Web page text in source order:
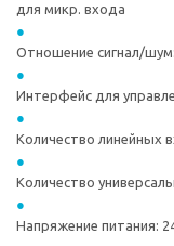
для микр. входа
Отношение сигнал/
Интерфейс для
Количество линейных
Количество
Напряжение питания: